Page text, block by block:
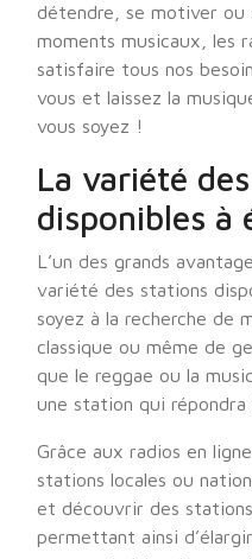
détendre, se motiver
moments musicaux, les
satisfaire tous nos
vous et laissez la
vous soyez !
La variété
disponibles à
L’un des grands
variété des stations
soyez à la recherche de
classique ou même de
que le reggae ou la
une station qui répondra
Grâce aux radios en
stations locales ou
et découvrir des
permettant ainsi